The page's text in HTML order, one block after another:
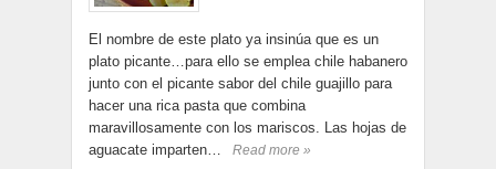
El nombre de este plato ya insinúa que es un
plato picante…para ello se emplea chile habanero
junto con el picante sabor del chile guajillo para
hacer una rica pasta que combina
maravillosamente con los mariscos. Las hojas de
aguacate imparten…
Read more »